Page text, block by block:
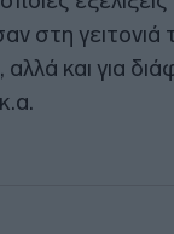
στη
και για